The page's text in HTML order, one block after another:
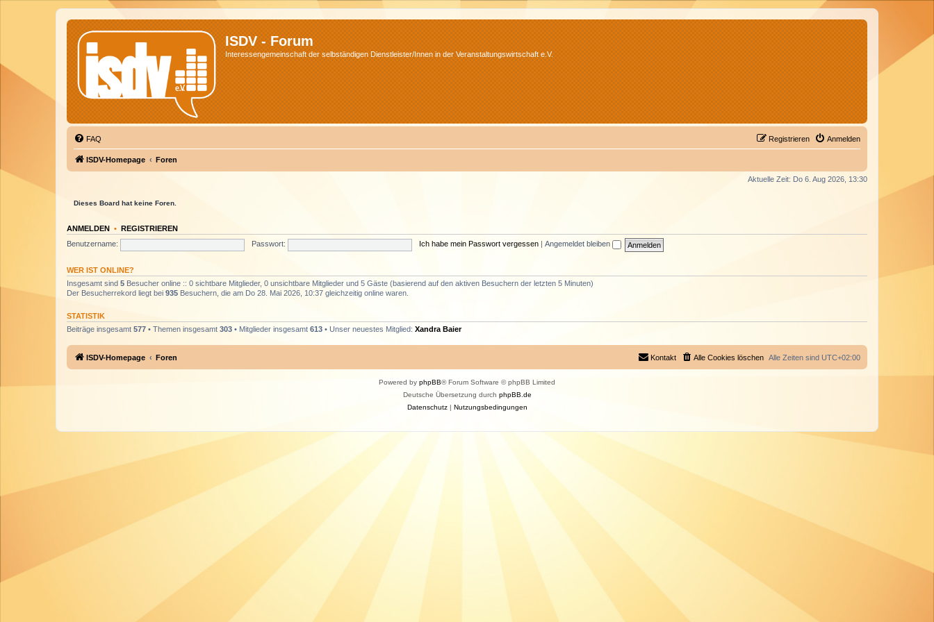
ISDV - Forum
Interessengemeinschaft der selbständigen Dienstleister/Innen in der Veranstaltungswirtschaft e.V.
FAQ Anmelden
Registrieren
ISDV-Homepage Foren
Aktuelle Zeit: Do 6. Aug 2026, 13:30
Dieses Board hat keine Foren.
ANMELDEN • REGISTRIEREN
Benutzername:
Passwort: Ich habe mein Passwort vergessen Angemeldet bleiben
WER IST ONLINE?
Insgesamt sind 5 Besucher online :: 0 sichtbare Mitglieder, 0 unsichtbare Mitglieder und 5 Gäste (basierend auf den aktiven Besuchern der letzten 5 Minuten)
Der Besucherrekord liegt bei 935 Besuchern, die am Do 28. Mai 2026, 10:37 gleichzeitig online waren.
STATISTIK
Beiträge insgesamt 577 • Themen insgesamt 303 • Mitglieder insgesamt 613 • Unser neuestes Mitglied: Xandra Baier
ISDV-Homepage Foren Alle Zeiten sind UTC+02:00
Alle Cookies löschen
Kontakt
Powered by phpBB® Forum Software © phpBB Limited
Deutsche Übersetzung durch phpBB.de
Datenschutz| Nutzungsbedingungen